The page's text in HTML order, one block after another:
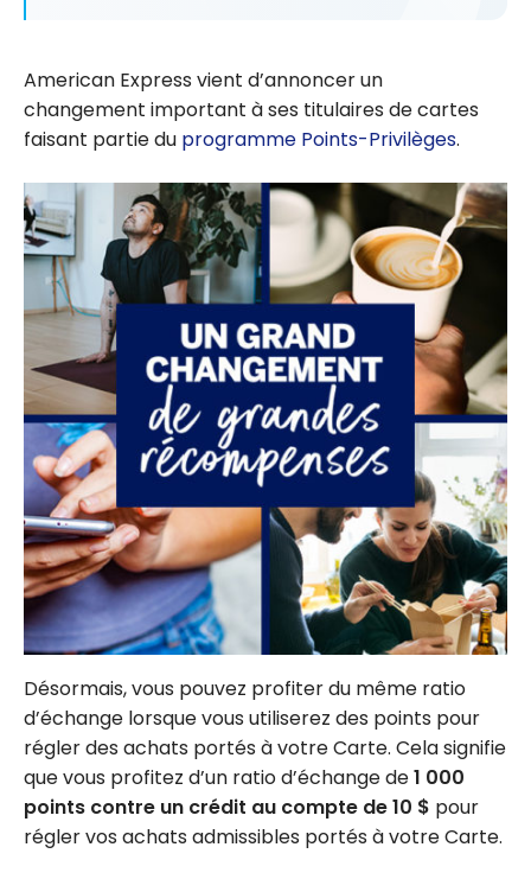
American Express vient d’annoncer un
changement important à ses titulaires de cartes
faisant partie du programme Points-Privilèges.
Désormais, vous pouvez profiter du même ratio
d’échange lorsque vous utiliserez des points pour
régler des achats portés à votre Carte. Cela signifie
que vous profitez d’un ratio d’échange de1 000
points contre un crédit au compte de 10 $ pour
régler vos achats admissibles portés à votre Carte.